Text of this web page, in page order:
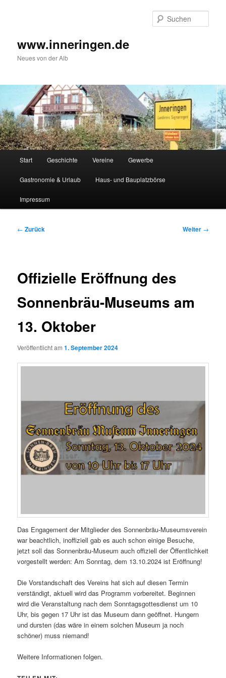
www.inneringen.de
Neues von der Alb
Start Geschichte Vereine Gewerbe
Gastronomie & Urlaub Haus- und Bauplatzbörse
Impressum
Beitragsnavigation
← Zurück Weiter →
Offizielle Eröffnung des
Sonnenbräu-Museums am
13. Oktober
Veröffentlicht am1. September 2024
Das Engagement der Mitglieder des Sonnenbräu-Museumsverein
war beachtlich, inoffiziell gab es auch schon einige Besuche,
jetzt soll das Sonnenbräu-Museum auch offiziell der Öffentlichkeit
vorgestellt werden: Am Sonntag, dem 13.10.2024 ist Eröffnung!
Die Vorstandschaft des Vereins hat sich auf diesen Termin
verständigt, aktuell wird das Programm vorbereitet. Beginnen
wird die Veranstaltung nach dem Sonntagsgottesdienst um 10
Uhr, bis gegen 17 Uhr ist das Museum dann geöffnet. Hungern
und dursten (das wäre in einem solchen Museum ja noch
schöner) muss niemand!
Weitere Informationen folgen.